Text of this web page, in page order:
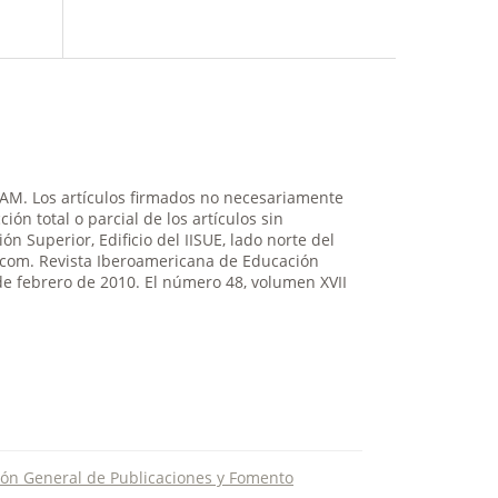
Los artículos firmados no necesariamente
total o parcial de los artículos sin
Superior, Edificio del IISUE, lado norte del
Revista Iberoamericana de Educación
de 2010. El número 48, volumen XVII
General de Publicaciones y Fomento